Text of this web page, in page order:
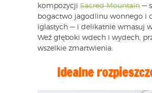
kompozycji Sacred Mountain —
bogactwo jagodlinu wonnego i
iglastych — i delikatnie wmasuj
Weź głęboki wdech i wydech,
wszelkie zmartwienia.
Idealne